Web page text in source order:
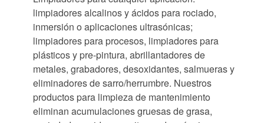
limpiadores alcalinos y ácidos para rociado,
inmersión o aplicaciones ultrasónicas;
limpiadores para procesos, limpiadores para
plásticos y pre-pintura, abrillantadores de
metales, grabadores, desoxidantes, salmueras y
eliminadores de sarro/herrumbre. Nuestros
productos para limpieza de mantenimiento
eliminan acumulaciones gruesas de grasa,